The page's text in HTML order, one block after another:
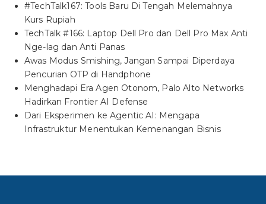
#TechTalk167: Tools Baru Di Tengah Melemahnya
Kurs Rupiah
TechTalk #166: Laptop Dell Pro dan Dell Pro Max Anti
Nge-lag dan Anti Panas
Awas Modus Smishing, Jangan Sampai Diperdaya
Pencurian OTP di Handphone
Menghadapi Era Agen Otonom, Palo Alto Networks
Hadirkan Frontier AI Defense
Dari Eksperimen ke Agentic AI: Mengapa
Infrastruktur Menentukan Kemenangan Bisnis